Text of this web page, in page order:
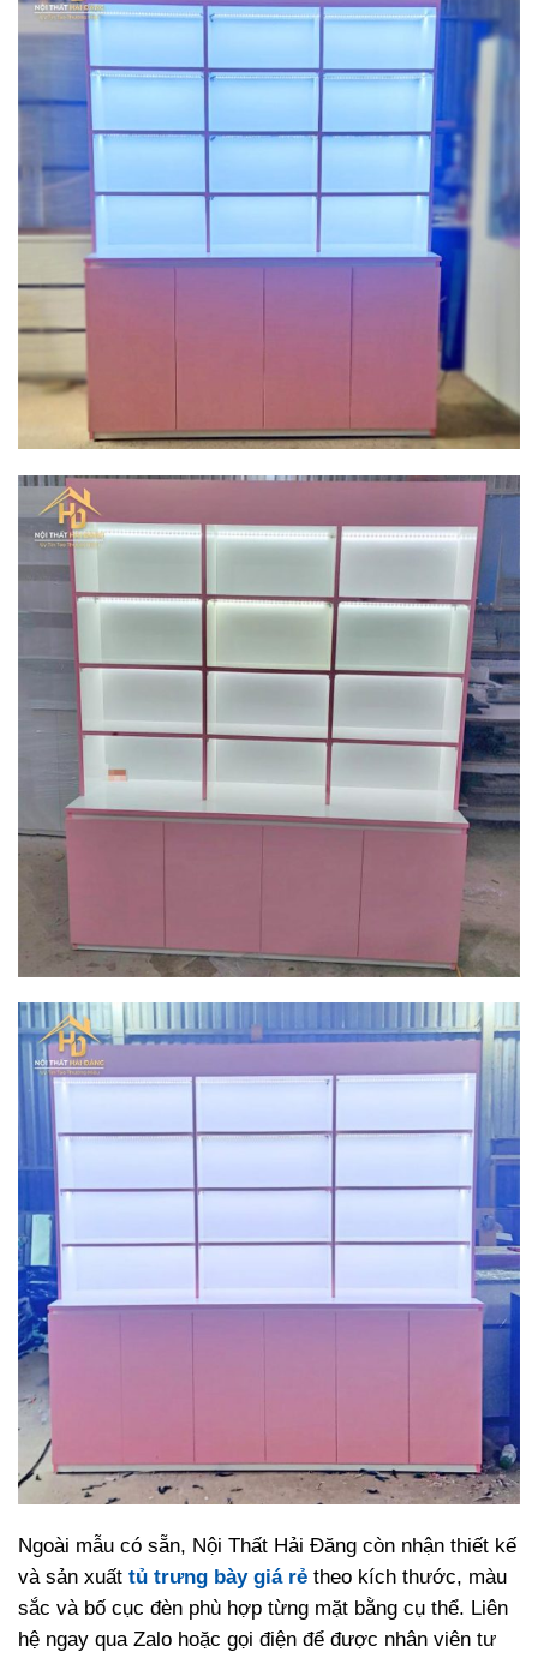
Ngoài mẫu có sẵn, Nội Thất Hải Đăng còn nhận thiết kế
và sản xuất tủ trưng bày giá rẻ theo kích thước, màu
sắc và bố cục đèn phù hợp từng mặt bằng cụ thể. Liên
hệ ngay qua Zalo hoặc gọi điện để được nhân viên tư